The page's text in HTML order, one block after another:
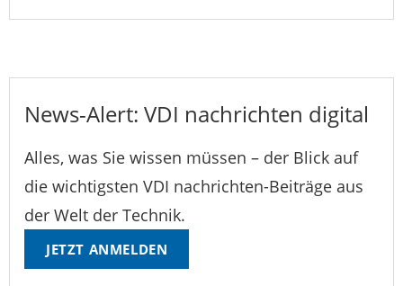
News-Alert: VDI nachrichten digital
Alles, was Sie wissen müssen – der Blick auf
die wichtigsten VDI nachrichten-Beiträge aus
der Welt der Technik.
JETZT ANMELDEN